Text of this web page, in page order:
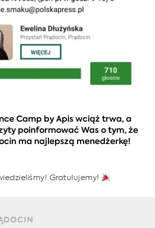
Camp by Apis wciąż trwa, a
poinformować Was o tym, że
ma najlepszą menedżerkę!
Gratulujemy!